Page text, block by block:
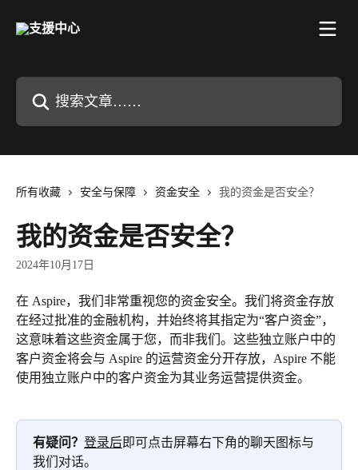
所有收藏 安全与保障 资金安全 我的资金是否安全？
我的资金是否安全？
2024年10月17日
在 Aspire，我们非常重视您的资金安全。我们将资金存放
在经过批准的金融机构，并始终将其指定为“客户资金”，
这意味着这些资金属于您，而非我们。这些独立账户中的
客户资金将会与 Aspire 的运营资金分开存放，Aspire 不能
使用独立账户中的客户资金为其业务运营提供资金。
有疑问？ 登录后即可点击屏幕右下角的聊天图标与
我们对话。